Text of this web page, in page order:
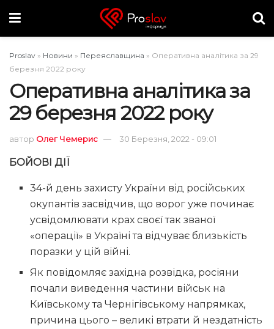
Proslav » Новини » Переяславщина » Оперативна аналітика за 29
березня 2022 року
Оперативна аналітика за
29 березня 2022 року
автор Олег Чемерис 30 Березня, 2022 - 09:01
БОЙОВІ ДІЇ
34-й день захисту України від російських
окупантів засвідчив, що ворог уже починає
усвідомлювати крах своєї так званої
«операції» в Україні та відчуває близькість
поразки у цій війні.
Як повідомляє західна розвідка, росіяни
почали виведення частини військ на
Київському та Чернігівському напрямках,
причина цього – великі втрати й нездатність